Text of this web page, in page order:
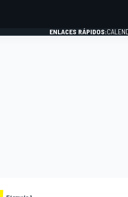
ENLACES RÁPIDOS: